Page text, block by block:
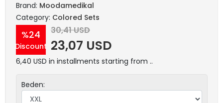
Brand: Moodamedikal
Category: Colored Sets
%24
Discount
30,41 USD
23,07 USD
6,40 USD in installments starting from ..
Beden: